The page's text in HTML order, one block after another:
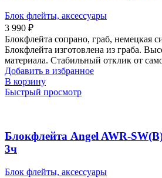
Блок флейты, аксессуары
3 990 ₽
Блокфлейта сопрано, граб, немецкая
Блокфлейта изготовлена из граба.
материала. Стабильный отклик от
Добавить в избранное
В корзину
Быстрый просмотр
Блокфлейта Angel AWR-
3ч
Блок флейты, аксессуары